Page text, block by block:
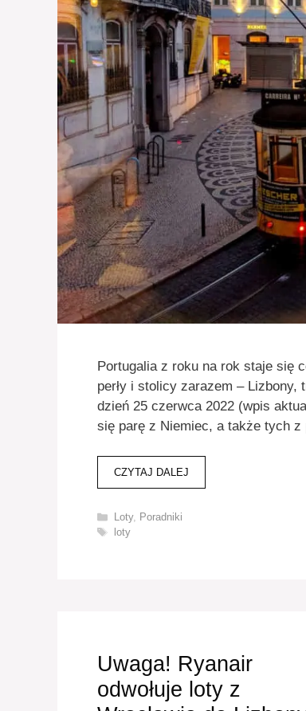
Portugalia z roku na rok staje się
perły i stolicy zarazem –
dzień 25 czerwca 2022 (wpis
się parę z Niemiec, a także tych
CZYTAJ DALEJ
Kategorie
Loty, Poradniki
Tagi
loty
Uwaga! Ryanair
odwołuje loty z